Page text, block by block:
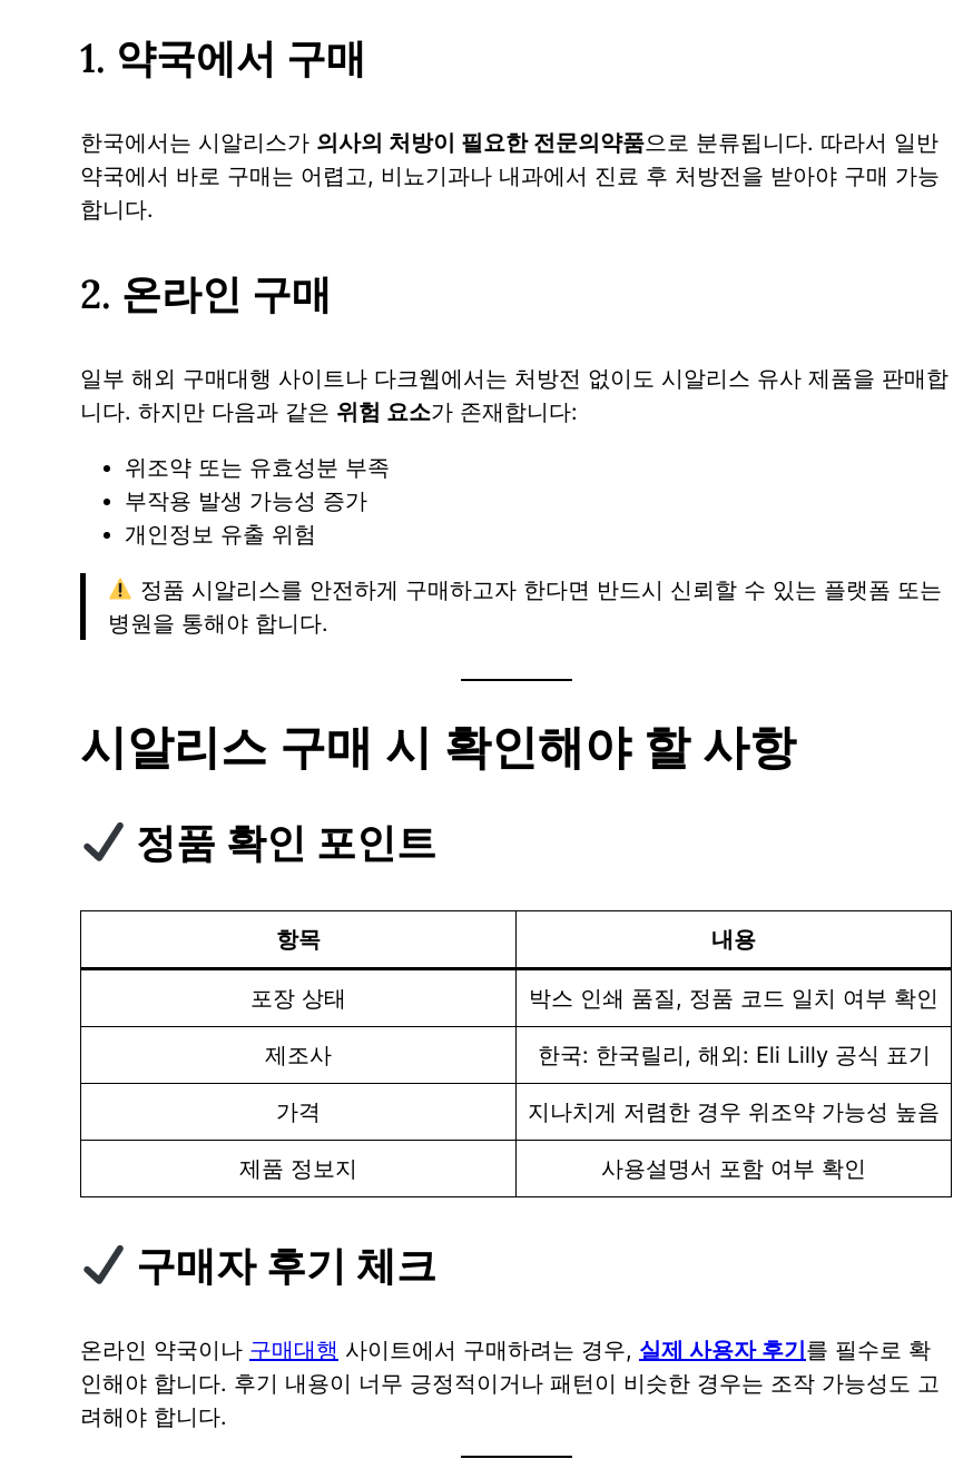
1. 약국에서 구매
한국에서는 시알리스가 의사의 처방이 필요한 전문의약품으로 분류됩니다. 따라서 일반
약국에서 바로 구매는 어렵고, 비뇨기과나 내과에서 진료 후 처방전을 받아야 구매 가능
합니다.
2. 온라인 구매
일부 해외 구매대행 사이트나 다크웹에서는 처방전 없이도 시알리스 유사 제품을 판매합
니다. 하지만 다음과 같은 위험 요소가 존재합니다:
위조약 또는 유효성분 부족
부작용 발생 가능성 증가
개인정보 유출 위험
정품 시알리스를 안전하게 구매하고자 한다면 반드시 신뢰할 수 있는 플랫폼 또는
병원을 통해야 합니다.
시알리스 구매 시 확인해야 할 사항
정품 확인 포인트
항목 내용
포장 상태 박스 인쇄 품질, 정품 코드 일치 여부 확인
제조사 한국: 한국릴리, 해외: Eli Lilly 공식 표기
가격 지나치게 저렴한 경우 위조약 가능성 높음
제품 정보지 사용설명서 포함 여부 확인
구매자 후기 체크
온라인 약국이나 구매대행 사이트에서 구매하려는 경우, 실제 사용자 후기 를 필수로 확
인해야 합니다. 후기 내용이 너무 긍정적이거나 패턴이 비슷한 경우는 조작 가능성도 고
려해야 합니다.